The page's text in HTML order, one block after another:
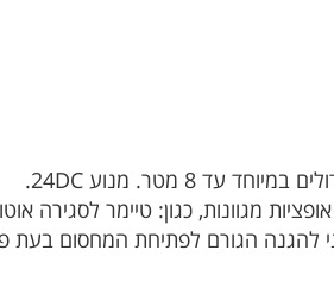
מגוונות, כגון: טיימר
להגנה הגורם לפתיחת המחסום בעת